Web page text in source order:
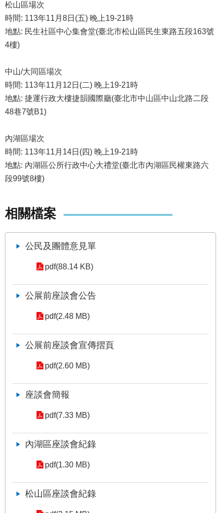
便
服
務
人
文
關
懷
平
臺
捷
影
導
回
首
統
問
答
彙
松山區場次
時間: 113年11⽉8⽇(五) 晚上19-21時
地點: 民生社區中心集會堂(臺北市松山區民生東路五段163號
4樓)
中山/大同區場次
時間: 113年11⽉12⽇(二) 晚上19-21時
地點: 捷運行政大樓捷韻國際廳(臺北市中山區中山北路二段
48巷7號B1)
內湖區場次
時間: 113年11⽉14⽇(四) 晚上19-21時
地點: 內湖區公所行政中心大禮堂(臺北市內湖區民權東路六
段99號8樓)
相關檔案
公民及團體意見單
pdf(88.14 KB)
公展前座談會公告
pdf(2.48 MB)
公展前座談會宣傳摺頁
pdf(2.60 MB)
座談會簡報
pdf(7.33 MB)
內湖區座談會紀錄
pdf(1.30 MB)
松山區座談會紀錄